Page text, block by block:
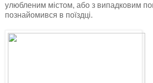
улюбленим містом, або з випадковим
познайомився в поїздці.